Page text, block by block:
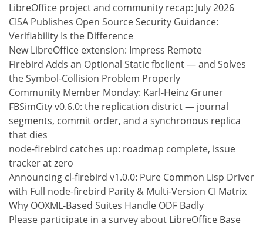
LibreOffice project and community recap: July 2026
CISA Publishes Open Source Security Guidance:
Verifiability Is the Difference
New LibreOffice extension: Impress Remote
Firebird Adds an Optional Static fbclient — and Solves
the Symbol-Collision Problem Properly
Community Member Monday: Karl-Heinz Gruner
FBSimCity v0.6.0: the replication district — journal
segments, commit order, and a synchronous replica
that dies
node-firebird catches up: roadmap complete, issue
tracker at zero
Announcing cl-firebird v1.0.0: Pure Common Lisp Driver
with Full node-firebird Parity & Multi-Version CI Matrix
Why OOXML-Based Suites Handle ODF Badly
Please participate in a survey about LibreOffice Base